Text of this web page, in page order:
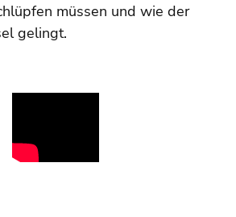
müssen und wie der
gelingt.